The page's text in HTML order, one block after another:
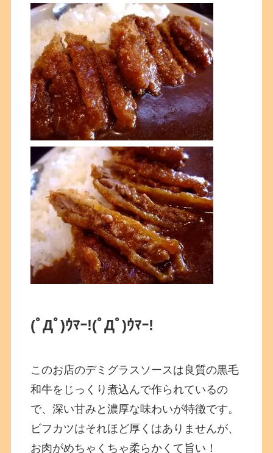
(ﾟДﾟ)ｳﾏｰ!(ﾟДﾟ)ｳﾏｰ!
このお店のデミグラスソースは良質の黒毛
和牛をじっくり煮込んで作られているの
で、深い甘みと濃厚な味わいが特徴です。
ビフカツはそれほど厚くはありませんが、
お肉がめちゃくちゃ柔らかくて旨い！